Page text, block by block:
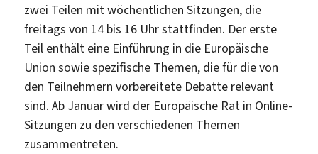
zwei Teilen mit wöchentlichen Sitzungen, die
freitags von 14 bis 16 Uhr stattfinden. Der erste
Teil enthält eine Einführung in die Europäische
Union sowie spezifische Themen, die für die von
den Teilnehmern vorbereitete Debatte relevant
sind. Ab Januar wird der Europäische Rat in Online-
Sitzungen zu den verschiedenen Themen
zusammentreten.